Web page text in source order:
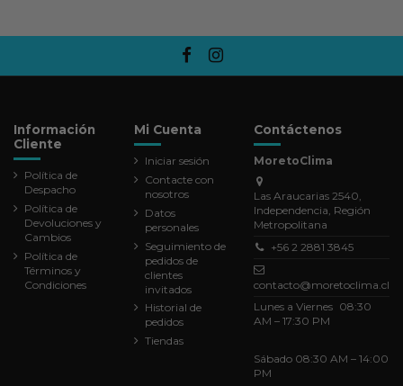
Información
Cliente
Política de
Despacho
Política de
Devoluciones y
Cambios
Política de
Términos y
Condiciones
Mi Cuenta
Iniciar sesión
Contacte con
nosotros
Datos
personales
Seguimiento de
pedidos de
clientes
invitados
Historial de
pedidos
Tiendas
Contáctenos
MoretoClima
Las Araucarias 2540,
Independencia, Región
Metropolitana
+56 2 2881 3845
contacto@moretoclima.cl
Lunes a Viernes 08:30
AM – 17:30 PM
Sábado 08:30 AM – 14:00
PM